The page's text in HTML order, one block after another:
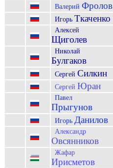
Валерий Фролов
Игорь Ткаченко
Алексей
Щиголев
Николай
Булгаков
Сергей Силкин
Сергей Юран
Павел
Прыгунов
Игорь Данилов
Александр
Овсянников
Жафар
Ирисметов